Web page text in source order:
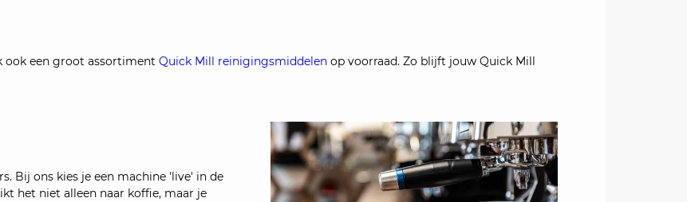
ook een groot assortiment Quick Mill reinigingsmiddelen op voorraad. Zo blijft jouw Quick Mill
Bij ons kies je een machine 'live' in de
het niet alleen naar koffie, maar je